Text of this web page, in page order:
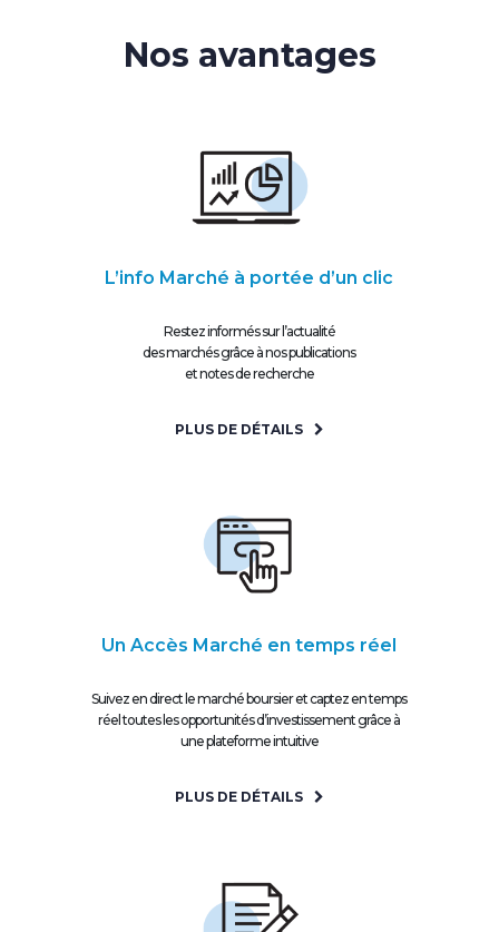
Nos avantages
L’info Marché à portée d’un clic
Restez informés sur l’actualité
des marchés grâce à nos publications
et notes de recherche
PLUS DE DÉTAILS
Un Accès Marché en temps réel
Suivez en direct le marché boursier et captez en temps
réel toutes les opportunités d’investissement grâce à
une plateforme intuitive
PLUS DE DÉTAILS